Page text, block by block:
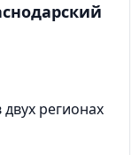
регионах